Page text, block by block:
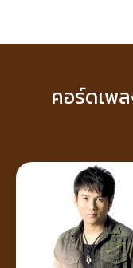
คอร์ดเพ